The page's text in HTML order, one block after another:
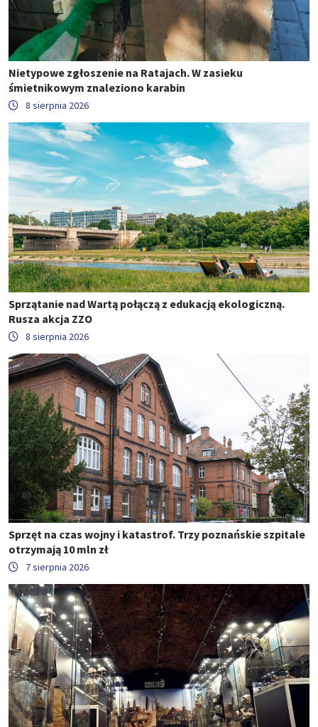
Nietypowe zgłoszenie na Ratajach. W zasieku
śmietnikowym znaleziono karabin
8 sierpnia 2026
Sprzątanie nad Wartą połączą z edukacją ekologiczną.
Rusza akcja ZZO
8 sierpnia 2026
Sprzęt na czas wojny i katastrof. Trzy poznańskie szpitale
otrzymają 10 mln zł
7 sierpnia 2026